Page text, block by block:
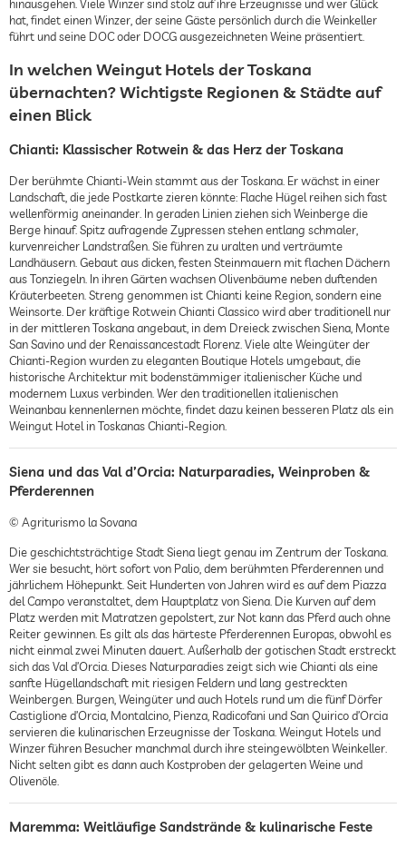
hinausgehen. Viele Winzer sind stolz auf ihre Erzeugnisse und wer Glück
hat, findet einen Winzer, der seine Gäste persönlich durch die Weinkeller
führt und seine DOC oder DOCG ausgezeichneten Weine präsentiert.
In welchen Weingut Hotels der Toskana
übernachten? Wichtigste Regionen & Städte auf
einen Blick
Chianti: Klassischer Rotwein & das Herz der Toskana
Der berühmte Chianti-Wein stammt aus der Toskana. Er wächst in einer
Landschaft, die jede Postkarte zieren könnte: Flache Hügel reihen sich fast
wellenförmig aneinander. In geraden Linien ziehen sich Weinberge die
Berge hinauf. Spitz aufragende Zypressen stehen entlang schmaler,
kurvenreicher Landstraßen. Sie führen zu uralten und verträumte
Landhäusern. Gebaut aus dicken, festen Steinmauern mit flachen Dächern
aus Tonziegeln. In ihren Gärten wachsen Olivenbäume neben duftenden
Kräuterbeeten. Streng genommen ist Chianti keine Region, sondern eine
Weinsorte. Der kräftige Rotwein Chianti Classico wird aber traditionell nur
in der mittleren Toskana angebaut, in dem Dreieck zwischen Siena, Monte
San Savino und der Renaissancestadt Florenz. Viele alte Weingüter der
Chianti-Region wurden zu eleganten Boutique Hotels umgebaut, die
historische Architektur mit bodenstämmiger italienischer Küche und
modernem Luxus verbinden. Wer den traditionellen italienischen
Weinanbau kennenlernen möchte, findet dazu keinen besseren Platz als ein
Weingut Hotel in Toskanas Chianti-Region.
Siena und das Val d’Orcia: Naturparadies, Weinproben &
Pferderennen
© Agriturismo la Sovana
Die geschichtsträchtige Stadt Siena liegt genau im Zentrum der Toskana.
Wer sie besucht, hört sofort von Palio, dem berühmten Pferderennen und
jährlichem Höhepunkt. Seit Hunderten von Jahren wird es auf dem Piazza
del Campo veranstaltet, dem Hauptplatz von Siena. Die Kurven auf dem
Platz werden mit Matratzen gepolstert, zur Not kann das Pferd auch ohne
Reiter gewinnen. Es gilt als das härteste Pferderennen Europas, obwohl es
nicht einmal zwei Minuten dauert. Außerhalb der gotischen Stadt erstreckt
sich das Val d’Orcia. Dieses Naturparadies zeigt sich wie Chianti als eine
sanfte Hügellandschaft mit riesigen Feldern und lang gestreckten
Weinbergen. Burgen, Weingüter und auch Hotels rund um die fünf Dörfer
Castiglione d’Orcia, Montalcino, Pienza, Radicofani und San Quirico d’Orcia
servieren die kulinarischen Erzeugnisse der Toskana. Weingut Hotels und
Winzer führen Besucher manchmal durch ihre steingewölbten Weinkeller.
Nicht selten gibt es dann auch Kostproben der gelagerten Weine und
Olivenöle.
Maremma: Weitläufige Sandstrände & kulinarische Feste